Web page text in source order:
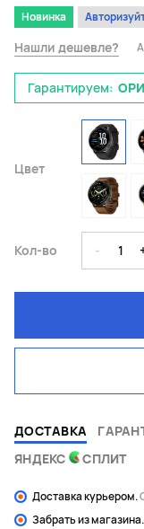
Новинка
Нашли дешевле?
Гарантируем:
Цвет
Кол-во - 1
ДОСТАВКА
ЯНДЕКС
СПЛИТ
Доставка курьером.
Забрать из магазина.